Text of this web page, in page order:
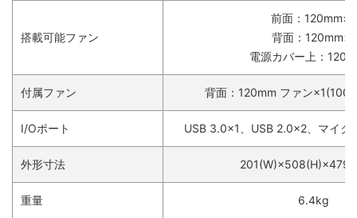
搭載可能ファン
前面：120mm×3
背面：120mm×1
電源カバー上：
付属ファン 背面：120mm ファン
I/Oポート USB 3.0×1、USB 2.0×2、マイク
外形寸法
重量 6.4kg